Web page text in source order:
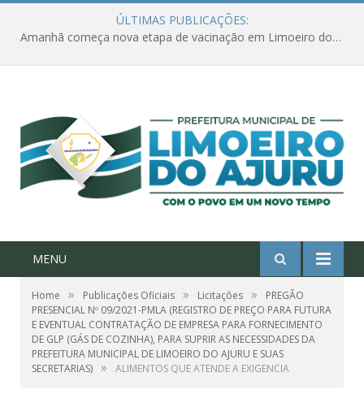
ÚLTIMAS PUBLICAÇÕES:
Amanhã começa nova etapa de vacinação em Limoeiro do Ajuru para idosos com 65 ou mais
MENU
Home » Publicações Oficiais » Licitações »
PREGÃO
PRESENCIAL Nº 09/2021-PMLA (REGISTRO DE PREÇO PARA FUTURA
E EVENTUAL CONTRATAÇÃO DE EMPRESA PARA FORNECIMENTO
DE GLP (GÁS DE COZINHA), PARA SUPRIR AS NECESSIDADES DA
PREFEITURA MUNICIPAL DE LIMOEIRO DO AJURU E SUAS
SECRETARIAS) » ALIMENTOS QUE ATENDE A EXIGENCIA